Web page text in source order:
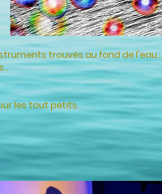
trouvés au fond de l'eau...
les tout petits.